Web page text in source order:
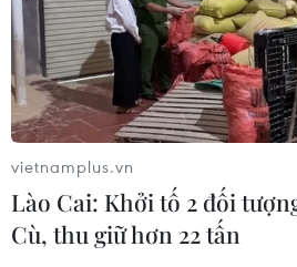
Khoa học công nghệ sẽ trở
động lực mới của quan hệ Việt
Australia
09/08/2026 02:01
Phát triển thiết bị biến dầu ăn
sử dụng thành dầu diesel sinh
vietnamplus.vn
Lào Cai: Khởi tố 2 đối
Cù, thu giữ hơn 22 tấn